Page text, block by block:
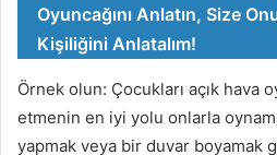
Oyuncağını Anlatın, Size
Kişiliğini Anlatalım!
Örnek olun: Çocukları açık hava
etmenin en iyi yolu onlarla
yapmak veya bir duvar boyamak